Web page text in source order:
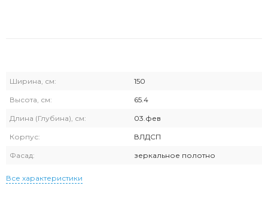
Ширина, см: 150
Высота, см: 65.4
Длина (Глубина), см: 03.фев
Корпус: ВЛДСП
Фасад: зеркальное полотно
Все характеристики